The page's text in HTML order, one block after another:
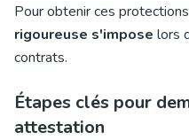
Pour obtenir ces
rigoureuse s'impose lors
contrats.
Étapes clés pour
attestation